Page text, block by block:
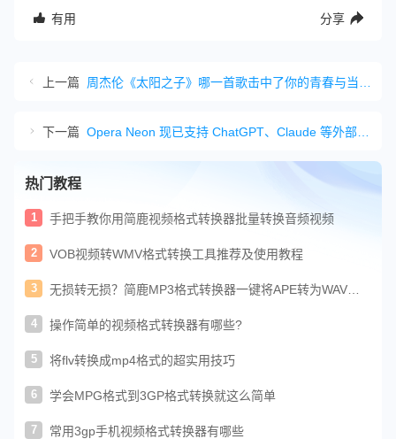
有用 分享
上一篇
下一篇
热门教程
1 手把手教你用简鹿视频格式转换器批量转换音频视频
2 VOB视频转WMV格式转换工具推荐及使用教程
3
无损转无损？简鹿MP3格式转换器一键将APE转为WAV格
4 操作简单的视频格式转换器有哪些?
5 将flv转换成mp4格式的超实用技巧
6 学会MPG格式到3GP格式转换就这么简单
7 常用3gp手机视频格式转换器有哪些